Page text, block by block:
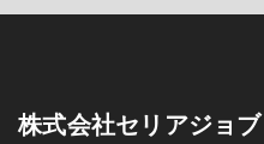
株式会社セリアジョブ